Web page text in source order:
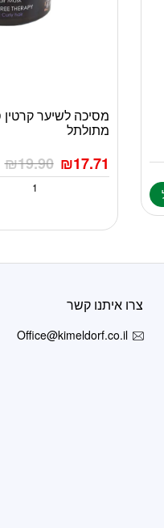
מסיכה לשיער
מתולתל
₪19.90 ₪17.71
צרו איתנו קשר
Office@kimeldorf.co.il